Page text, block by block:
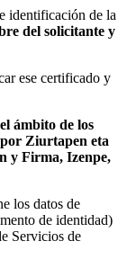
identificación de la
del solicitante y
ese certificado y
ámbito de los
Ziurtapen eta
y Firma, Izenpe,
los datos de
de identidad)
Servicios de